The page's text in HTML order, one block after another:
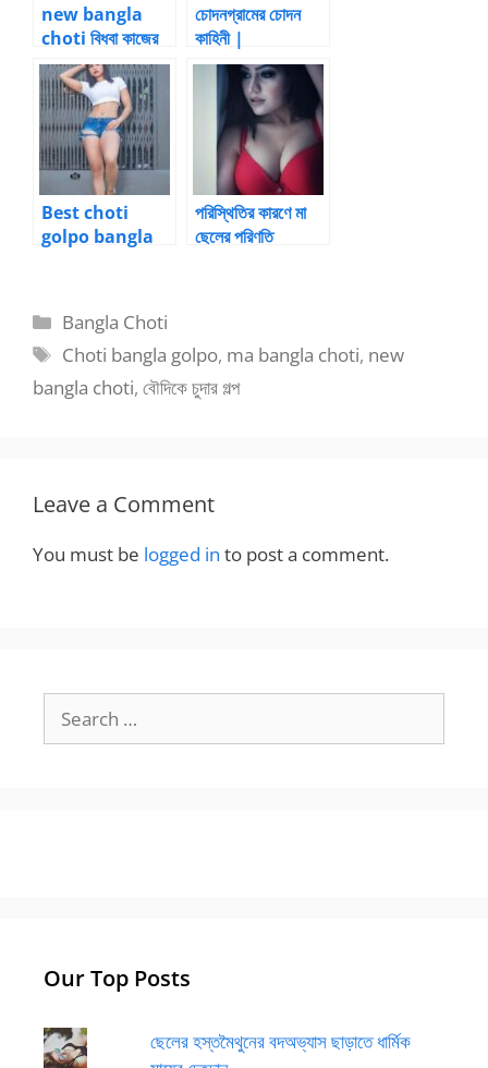
new bangla
choti বিধবা কাজের
মাসির চোদনসুধা |
Bangla choti
kahini
চোদনগ্রামের চোদন
কাহিনী |
BanglaChotika
hini
Best choti
golpo bangla
পরিস্থিতির কারণে মা
ছেলের পরিণতি
Categories
Bangla Choti
Tags
Choti bangla golpo, ma bangla choti, new
bangla choti, বৌদিকে চুদার গল্প
Leave a Comment
You must be logged in to post a comment.
for:
Our Top Posts
ছেলের হস্তমৈথুনের বদঅভ্যাস ছাড়াতে ধার্মিক